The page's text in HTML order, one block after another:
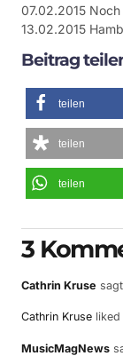
07.02.2015 Noch
13.02.2015
Beitrag
teilen
teilen
teilen
3
Cathrin Kruse
Cathrin Kruse
MusicMagNews